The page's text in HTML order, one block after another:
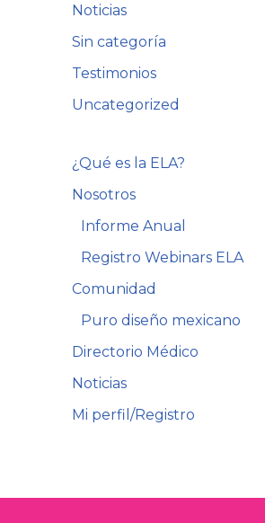
Noticias
Sin categoría
Testimonios
Uncategorized
¿Qué es la ELA?
Nosotros
Informe Anual
Registro Webinars ELA
Comunidad
Puro diseño mexicano
Directorio Médico
Noticias
Mi perfil/Registro